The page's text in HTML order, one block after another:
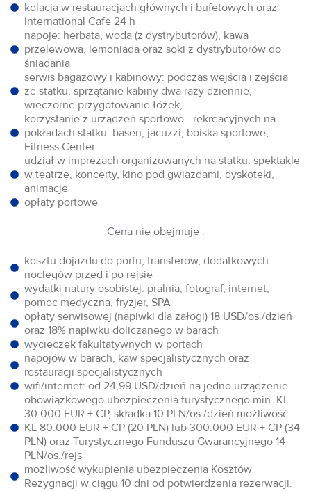
kolacja w restauracjach głównych i bufetowych oraz
International Cafe 24 h
napoje: herbata, woda (z dystrybutorów), kawa
przelewowa, lemoniada oraz soki z dystrybutorów do
śniadania
serwis bagażowy i kabinowy: podczas wejścia i zejścia
ze statku, sprzątanie kabiny dwa razy dziennie,
wieczorne przygotowanie łóżek,
korzystanie z urządzeń sportowo - rekreacyjnych na
pokładach statku: basen, jacuzzi, boiska sportowe,
Fitness Center
udział w imprezach organizowanych na statku: spektakle
w teatrze, koncerty, kino pod gwiazdami, dyskoteki,
animacje
opłaty portowe
Cena nie obejmuje :
kosztu dojazdu do portu, transferów, dodatkowych
noclegów przed i po rejsie
wydatki natury osobistej: pralnia, fotograf, internet,
pomoc medyczna, fryzjer, SPA
opłaty serwisowej (napiwki dla załogi) 18 USD/os./dzień
oraz 18% napiwku doliczanego w barach
wycieczek fakultatywnych w portach
napojów w barach, kaw specjalistycznych oraz
restauracji specjalistycznych
wifi/internet: od 24,99 USD/dzień na jedno urządzenie
obowiązkowego ubezpieczenia turystycznego min. KL-
30.000 EUR + CP, składka 10 PLN/os./dzień możliwość
KL 80.000 EUR + CP (20 PLN) lub 300.000 EUR + CP (34
PLN) oraz Turystycznego Funduszu Gwarancyjnego 14
PLN/os./rejs
możliwość wykupienia ubezpieczenia Kosztów
Rezygnacji w ciągu 10 dni od potwierdzenia rezerwacji.